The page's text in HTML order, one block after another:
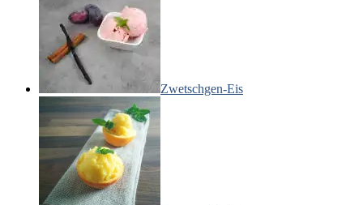
Zwetschgen-Eis